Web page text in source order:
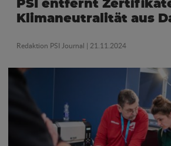
PSI entfernt
Klimaneutralität aus
Redaktion PSI Journal | 21.11.2024